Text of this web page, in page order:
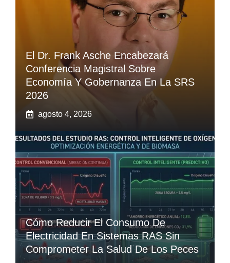
El Dr. Frank Asche Encabezará
Conferencia Magistral Sobre
Economía Y Gobernanza En La SRS
2026
agosto 4, 2026
Cómo Reducir El Consumo De
Electricidad En Sistemas RAS Sin
Comprometer La Salud De Los Peces